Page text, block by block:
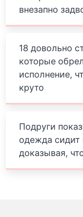
внезапно
18 довольно
которые
исполнение,
круто
Подруги
одежда сидит
доказывая,